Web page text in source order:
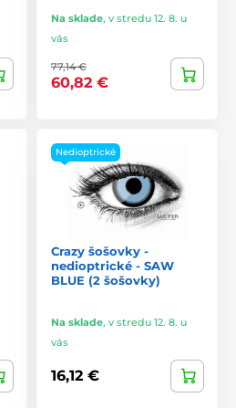
Na sklade, v stredu 12. 8. u
vás
77,14 €
60,82 €
Nedioptrické
Crazy šošovky -
nedioptrické - SAW
BLUE (2 šošovky)
Na sklade, v stredu 12. 8. u
vás
16,12 €